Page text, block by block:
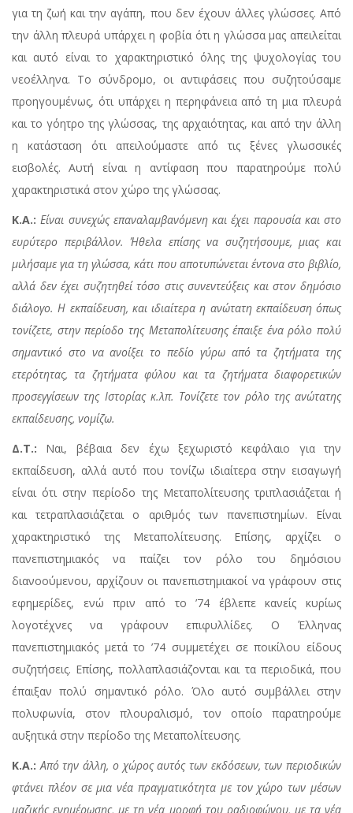
για τη ζωή και την αγάπη, που δεν έχουν άλλες γλώσσες. Από
την άλλη πλευρά υπάρχει η φοβία ότι η γλώσσα μας απειλείται
και αυτό είναι το χαρακτηριστικό όλης της ψυχολογίας του
νεοέλληνα. Το σύνδρομο, οι αντιφάσεις που συζητούσαμε
προηγουμένως, ότι υπάρχει η περηφάνεια από τη μια πλευρά
και το γόητρο της γλώσσας, της αρχαιότητας, και από την άλλη
η κατάσταση ότι απειλούμαστε από τις ξένες γλωσσικές
εισβολές. Αυτή είναι η αντίφαση που παρατηρούμε πολύ
χαρακτηριστικά στον χώρο της γλώσσας.
Κ.Α.: Είναι συνεχώς επαναλαμβανόμενη και έχει παρουσία και στο
ευρύτερο περιβάλλον. Ήθελα επίσης να συζητήσουμε, μιας και
μιλήσαμε για τη γλώσσα, κάτι που αποτυπώνεται έντονα στο βιβλίο,
αλλά δεν έχει συζητηθεί τόσο στις συνεντεύξεις και στον δημόσιο
διάλογο. Η εκπαίδευση, και ιδιαίτερα η ανώτατη εκπαίδευση όπως
τονίζετε, στην περίοδο της Μεταπολίτευσης έπαιξε ένα ρόλο πολύ
σημαντικό στο να ανοίξει το πεδίο γύρω από τα ζητήματα της
ετερότητας, τα ζητήματα φύλου και τα ζητήματα διαφορετικών
προσεγγίσεων της Ιστορίας κ.λπ. Τονίζετε τον ρόλο της ανώτατης
εκπαίδευσης, νομίζω.
Δ.Τ.: Ναι, βέβαια δεν έχω ξεχωριστό κεφάλαιο για την
εκπαίδευση, αλλά αυτό που τονίζω ιδιαίτερα στην εισαγωγή
είναι ότι στην περίοδο της Μεταπολίτευσης τριπλασιάζεται ή
και τετραπλασιάζεται ο αριθμός των πανεπιστημίων. Είναι
χαρακτηριστικό της Μεταπολίτευσης. Επίσης, αρχίζει ο
πανεπιστημιακός να παίζει τον ρόλο του δημόσιου
διανοούμενου, αρχίζουν οι πανεπιστημιακοί να γράφουν στις
εφημερίδες, ενώ πριν από το ’74 έβλεπε κανείς κυρίως
λογοτέχνες να γράφουν επιφυλλίδες. Ο Έλληνας
πανεπιστημιακός μετά το ’74 συμμετέχει σε ποικίλου είδους
συζητήσεις. Επίσης, πολλαπλασιάζονται και τα περιοδικά, που
έπαιξαν πολύ σημαντικό ρόλο. Όλο αυτό συμβάλλει στην
πολυφωνία, στον πλουραλισμό, τον οποίο παρατηρούμε
αυξητικά στην περίοδο της Μεταπολίτευσης.
Κ.Α.:Από την άλλη, ο χώρος αυτός των εκδόσεων, των περιοδικών
φτάνει πλέον σε μια νέα πραγματικότητα με τον χώρο των μέσων
μαζικής ενημέρωσης, με τη νέα μορφή του ραδιοφώνου, με τα νέα